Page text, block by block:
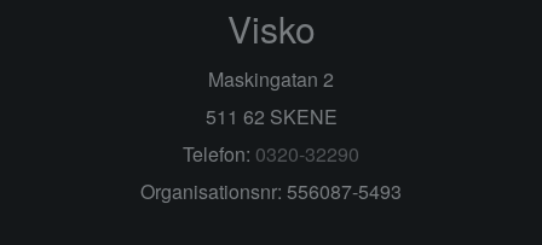
Visko
Maskingatan 2
511 62 SKENE
Telefon: 0320-32290
Organisationsnr: 556087-5493